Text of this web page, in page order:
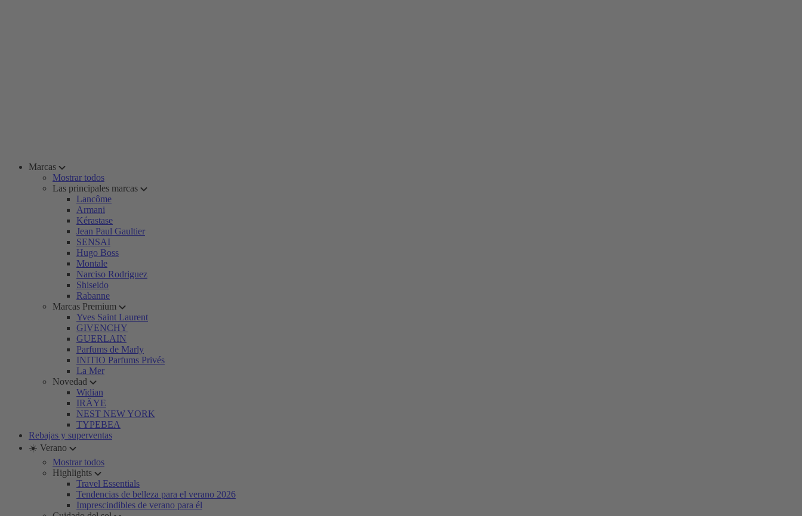
Marcas
Mostrar todos
Las principales marcas
Lancôme
Armani
Kérastase
Jean Paul Gaultier
SENSAI
Hugo Boss
Montale
Narciso Rodriguez
Shiseido
Rabanne
Marcas Premium
Yves Saint Laurent
GIVENCHY
GUERLAIN
Parfums de Marly
INITIO Parfums Privés
La Mer
Novedad
Widian
IRÄYE
NEST NEW YORK
TYPEBEA
Rebajas y superventas
☀️ Verano
Mostrar todos
Highlights
Travel Essentials
Tendencias de belleza para el verano 2026
Imprescindibles de verano para él